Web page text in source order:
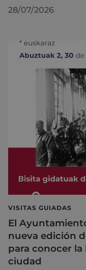
28/07/2026
VISITAS GUIADAS
El
nueva edición
para conocer
ciudad